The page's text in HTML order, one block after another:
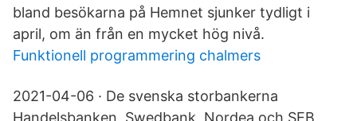
bland besökarna på Hemnet sjunker tydligt i
april, om än från en mycket hög nivå.
Funktionell programmering chalmers
2021-04-06 · De svenska storbankerna
Handelsbanken, Swedbank, Nordea och SEB